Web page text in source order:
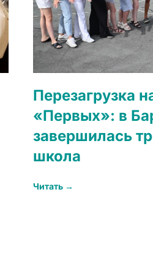
Перезагрузка
«Первых»: в
завершилась
школа
Читать →